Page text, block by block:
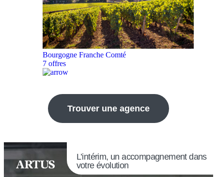
Bourgogne Franche Comté
7 offres
Trouver une agence
L’intérim, un accompagnement dans
votre évolution